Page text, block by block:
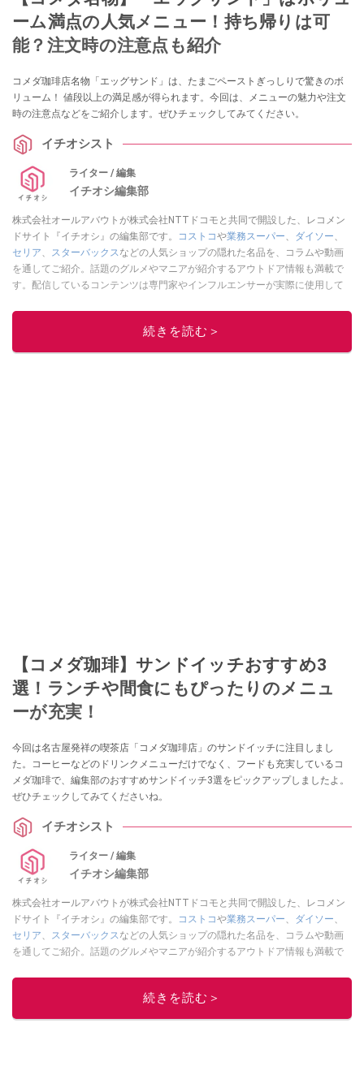
ーム満点の人気メニュー！持ち帰りは可
能？注文時の注意点も紹介
コメダ珈琲店名物「エッグサンド」は、たまごペーストぎっしりで驚きのボ
リューム！ 値段以上の満足感が得られます。今回は、メニューの魅力や注文
時の注意点などをご紹介します。ぜひチェックしてみてください。
イチオシスト
ライター / 編集
イチオシ編集部
株式会社オールアバウトが株式会社NTTドコモと共同で開設した、レコメン
ドサイト『イチオシ』の編集部です。
コストコや業務スーパー ダイソー
セリア
スターバックス などの人気ショップの隠れた名品を、コラムや動画
を通してご紹介。話題のグルメやマニアが紹介するアウトドア情報も満載で
す。配信しているコンテンツは専門家やインフルエンサーが実際に使用して
ニュースでフォロー
続きを読む＞
【コメダ珈琲】サンドイッチおすすめ3
選！ランチや間食にもぴったりのメニュ
ーが充実！
今回は名古屋発祥の喫茶店「コメダ珈琲店」のサンドイッチに注目しまし
た。コーヒーなどのドリンクメニューだけでなく、フードも充実しているコ
メダ珈琲で、編集部のおすすめサンドイッチ3選をピックアップしましたよ。
ぜひチェックしてみてくださいね。
イチオシスト
ライター / 編集
イチオシ編集部
株式会社オールアバウトが株式会社NTTドコモと共同で開設した、レコメン
ドサイト『イチオシ』の編集部です。
コストコや業務スーパー ダイソー
セリア
スターバックス などの人気ショップの隠れた名品を、コラムや動画
を通してご紹介。話題のグルメやマニアが紹介するアウトドア情報も満載で
レビューしています。毎日トレンド情報をお届けしているので、ぜひ
してください！続きを読む＞